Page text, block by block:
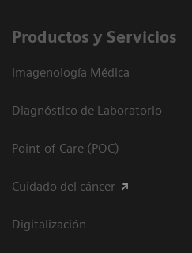
Productos y Servicios
Imagenología Médica
Diagnóstico de Laboratorio
Point-of-Care (POC)
Cuidado del cáncer
Digitalización